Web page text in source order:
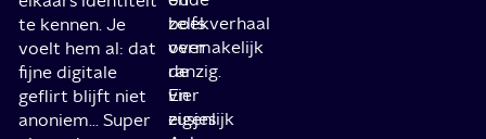
te kennen. Je
voelt hem al: dat
fijne digitale
geflirt blijft niet
anoniem… Super
zelfs
vermakelijk
ranzig.
En
eigenlijk
boekverhaal
over
de
vier
zusjes